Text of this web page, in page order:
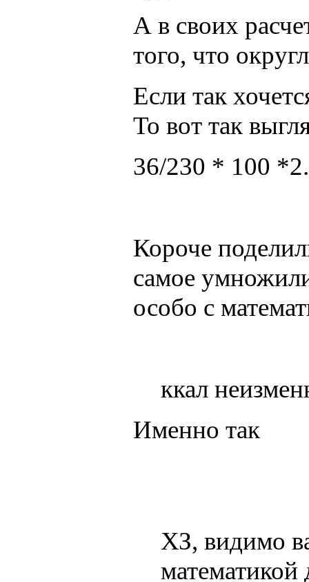
А в своих
того, что
Если так
То вот так
36/230 * 100
Короче
самое
особо с
ккал
Именно так
ХЗ, видимо